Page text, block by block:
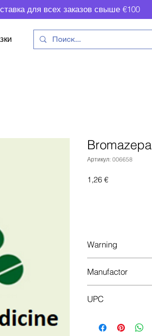
для всех заказов свыше €100
Артикул: 006658
1,26 €Цена
Warning
prescription when
Manufactor
UPC